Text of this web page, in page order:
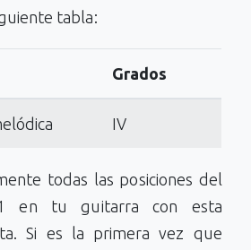
tabla:
Grados
IV
todas las posiciones del
en tu guitarra con esta
Si es la primera vez que